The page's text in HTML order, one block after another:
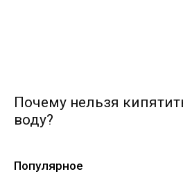
Почему нельзя
воду?
Популярное